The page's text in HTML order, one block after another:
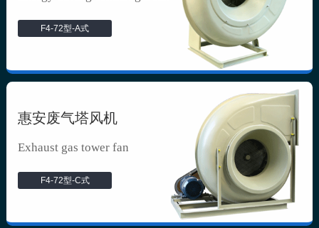
F4-72型-A式
惠安废气塔风机
Exhaust gas tower fan
F4-72型-C式